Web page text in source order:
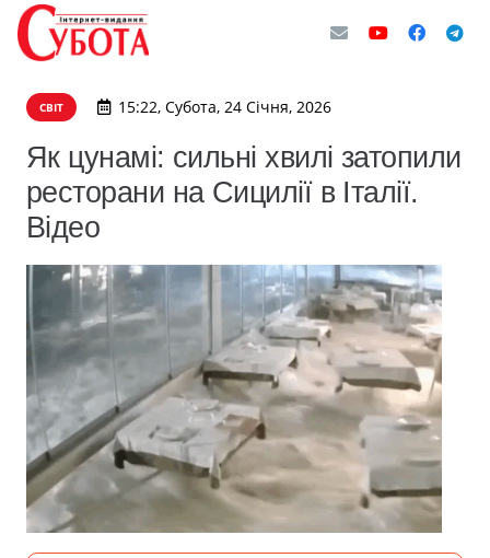
СВІТ 15:22, Субота, 24 Січня, 2026
Як цунамі: сильні хвилі затопили
ресторани на Сицилії в Італії.
Відео